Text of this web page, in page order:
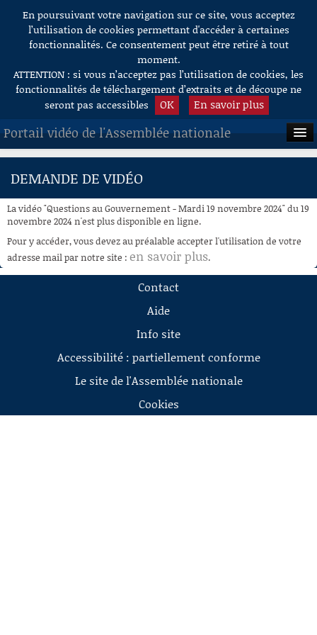
Aller au contenu
En poursuivant votre navigation sur ce site, vous acceptez
l’utilisation de cookies permettant d'accéder à certaines
fonctionnalités. Ce consentement peut être retiré à tout
moment.
ATTENTION : si vous n’acceptez pas l’utilisation de cookies, les
fonctionnalités de téléchargement d’extraits et de découpe ne
seront pas accessibles
OK En savoir plus
Portail vidéo de l'Assemblée nationale
ACCUEIL
À LA DEMANDE
RECHERCHE
AIDE À LA DÉCOUPE
DEMANDE DE VIDÉO
La vidéo "Questions au Gouvernement - Mardi 19 novembre 2024" du 19
novembre 2024 n'est plus disponible en ligne.
Pour y accéder, vous devez au préalable accepter l'utilisation de votre
adresse mail par notre site : en savoir plus.
Contact
Aide
Info site
Accessibilité : partiellement conforme
Le site de l'Assemblée nationale
Cookies